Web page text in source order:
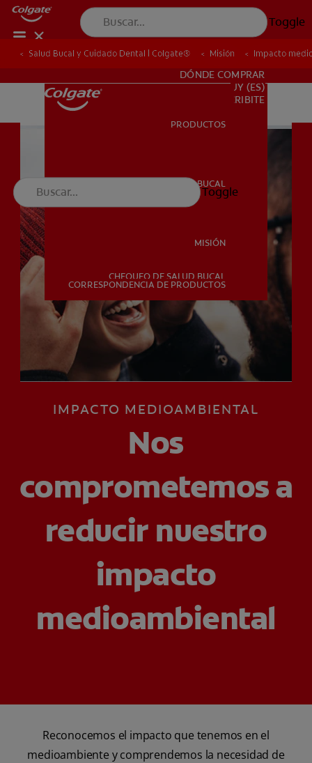
Toggle
SALUD BUCAL
MISIÓN
CHEQUEO DE SALUD BUCAL
CORRESPONDENCIA DE PRODUCTOS
PARA PROFESIONALES
SUSCRIBITE
PARA PROFESIONALES
DÓNDE COMPRAR
UY (ES)
SUSCRIBITE
PRODUCTOS
SALUD BUCAL
MISIÓN
CHEQUEO DE SALUD BUCAL
CORRESPONDENCIA DE PRODUCTOS
Toggle
Salud Bucal y Cuidado Dental | Colgate® Misión Impacto
Salud Bucal y Cuidado Dental | Colgate® Misión Impacto
IMPACTO MEDIOAMBIENTAL
Nos
comprometemos a
reducir nuestro
impacto
medioambiental
Reconocemos el impacto que tenemos en el
medioambiente y comprendemos la necesidad de